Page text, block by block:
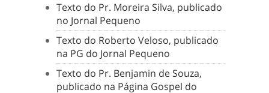
Texto do Pr. Moreira Silva, publicado
no Jornal Pequeno
Texto do Roberto Veloso, publicado
na PG do Jornal Pequeno
Texto do Pr. Benjamin de Souza,
publicado na Página Gospel do